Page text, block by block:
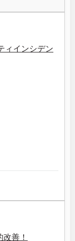
ィインシデン
善！